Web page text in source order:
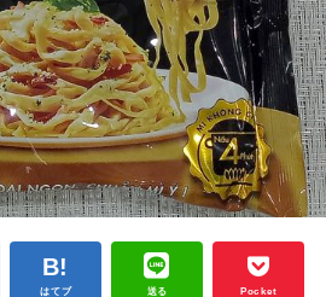
はてブ 送る Pocket